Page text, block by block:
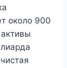
около 900